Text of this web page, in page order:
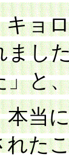
ロ
まし
」と
に
れた